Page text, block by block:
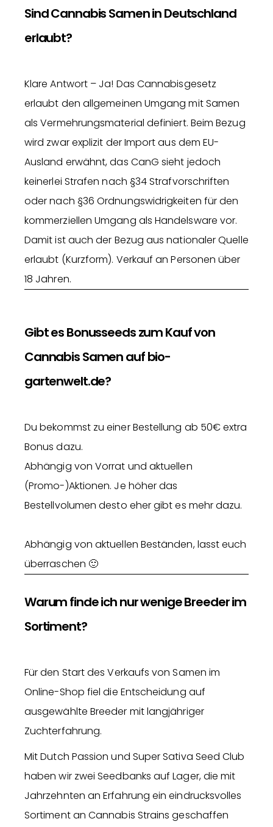
Sind Cannabis Samen in Deutschland
erlaubt?
Klare Antwort – Ja! Das Cannabisgesetz
erlaubt den allgemeinen Umgang mit Samen
als Vermehrungsmaterial definiert. Beim Bezug
wird zwar explizit der Import aus dem EU-
Ausland erwähnt, das CanG sieht jedoch
keinerlei Strafen nach §34 Strafvorschriften
oder nach §36 Ordnungswidrigkeiten für den
kommerziellen Umgang als Handelsware vor.
Damit ist auch der Bezug aus nationaler Quelle
erlaubt (Kurzform). Verkauf an Personen über
18 Jahren.
Gibt es Bonusseeds zum Kauf von
Cannabis Samen auf bio-
gartenwelt.de?
Du bekommst zu einer Bestellung ab 50€ extra
Bonus dazu.
Abhängig von Vorrat und aktuellen
(Promo-)Aktionen. Je höher das
Bestellvolumen desto eher gibt es mehr dazu.
Abhängig von aktuellen Beständen, lasst euch
überraschen 🙂
Warum finde ich nur wenige Breeder im
Sortiment?
Für den Start des Verkaufs von Samen im
Online-Shop fiel die Entscheidung auf
ausgewählte Breeder mit langjähriger
Zuchterfahrung.
Mit Dutch Passion und Super Sativa Seed Club
haben wir zwei Seedbanks auf Lager, die mit
Jahrzehnten an Erfahrung ein eindrucksvolles
Sortiment an Cannabis Strains geschaffen